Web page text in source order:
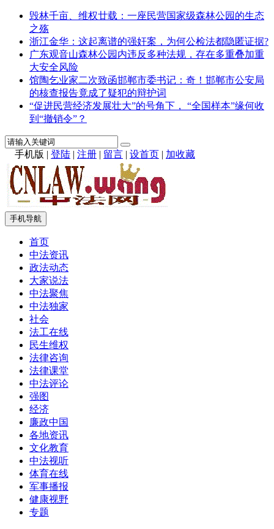
毁林千亩、维权廿载：一座民营国家级森林公园的生态
之殇
浙江金华：这起离谱的强奸案，为何公检法都隐匿证据?
广东观音山森林公园内违反多种法规，存在多重叠加重
大安全风险
馆陶乞业家二次致函邯郸市委书记：奇！邯郸市公安局
的核查报告竟成了疑犯的辩护词
“促进民营经济发展壮大”的号角下， “全国样本”缘何收
到“撤销令”？
手机版 | 登陆 | 注册 | 留言 | 设首页 | 加收藏
手机导航
首页
中法资讯
政法动态
大家说法
中法聚焦
中法独家
社会
法工在线
民生维权
法律咨询
法律课堂
中法评论
强图
经济
廉政中国
各地资讯
文化教育
中法视听
体育在线
军事播报
健康视野
专题